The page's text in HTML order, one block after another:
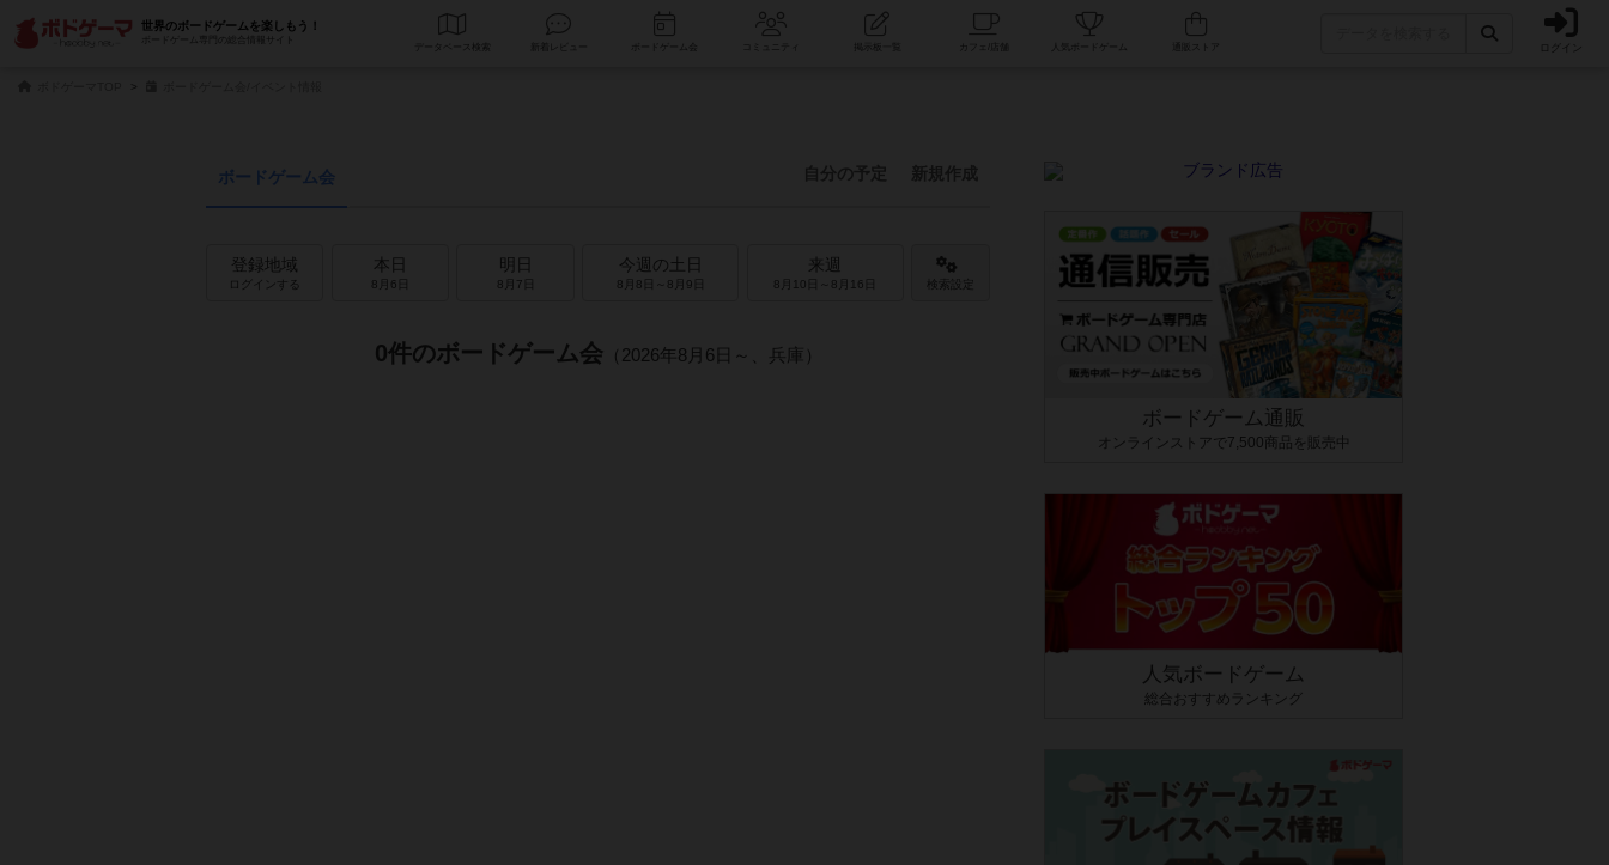
世界のボードゲームを楽しもう！
ボードゲーム専門の総合情報サイト
データベース コミュニティ 人気ボードゲーム ログイン
ボードゲーム会
登録地域
ログインする
本日
8月6日
明日
8月7日
今週の土日
8月8日～8月9日
来週
8月10日～8月16日 検索設定
0件のボードゲーム会 （2026年8月6日～、兵庫）
ボードゲーム通販
オンラインストアで7,500商品を販売中
人気ボードゲーム
総合おすすめランキング